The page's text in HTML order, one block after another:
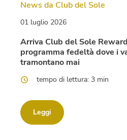
News da Club del Sole
01 luglio 2026
Arriva Club del Sole
programma fedeltà dove i
tramontano mai
tempo di lettura: 3 min
Leggi